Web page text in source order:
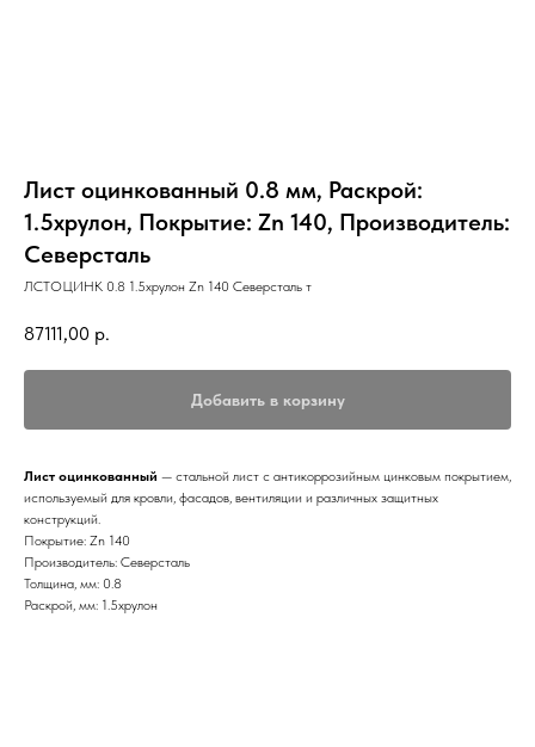
Лист оцинкованный 0.8 мм, Раскрой:
1.5хрулон, Покрытие: Zn 140, Производитель:
Северсталь
ЛСТОЦИНК 0.8 1.5хрулон Zn 140 Северсталь т
87111,00 р.
Добавить в корзину
Лист оцинкованный — стальной лист с антикоррозийным цинковым покрытием,
используемый для кровли, фасадов, вентиляции и различных защитных
конструкций.
Покрытие: Zn 140
Производитель: Северсталь
Толщина, мм: 0.8
Раскрой, мм: 1.5хрулон